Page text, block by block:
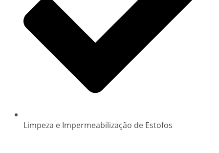
Limpeza e Impermeabilização de Estofos